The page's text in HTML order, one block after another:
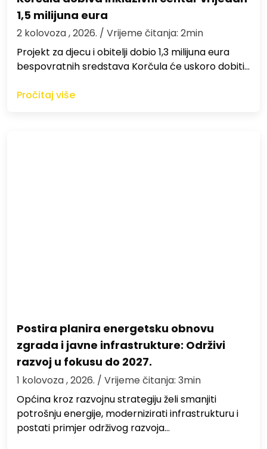
1,5 milijuna eura
2 kolovoza , 2026. / Vrijeme čitanja: 2min
Projekt za djecu i obitelji dobio 1,3 milijuna eura
bespovratnih sredstava Korčula će uskoro dobiti…
Pročitaj više
Postira planira energetsku obnovu
zgrada i javne infrastrukture: Održivi
razvoj u fokusu do 2027.
1 kolovoza , 2026. / Vrijeme čitanja: 3min
Općina kroz razvojnu strategiju želi smanjiti
potrošnju energije, modernizirati infrastrukturu i
postati primjer održivog razvoja…